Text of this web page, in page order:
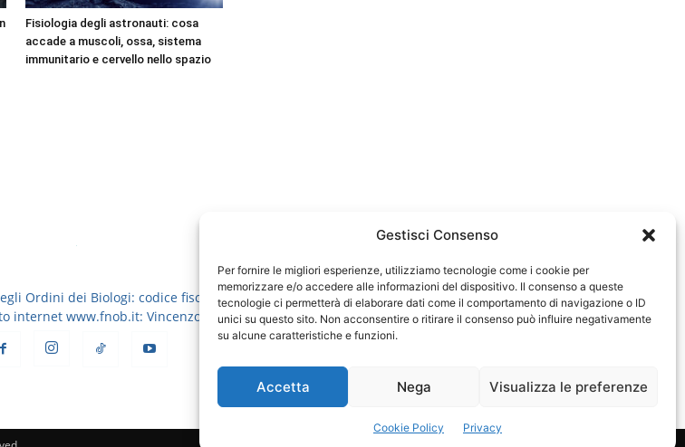
Gestisci Consenso
Per fornire le migliori esperienze, utilizziamo tecnologie come i cookie per
memorizzare e/o accedere alle informazioni del dispositivo. Il consenso a queste
tecnologie ci permetterà di elaborare dati come il comportamento di navigazione o ID
unici su questo sito. Non acconsentire o ritirare il consenso può influire negativamente
su alcune caratteristiche e funzioni.
Accetta Nega Visualizza le preferenze
Cookie Policy Privacy
Fisiologia degli astronauti: cosa
accade a muscoli, ossa, sistema
immunitario e cervello nello spazio
Ordini dei Biologi: codice fiscale 80069130583
internet www.fnob.it: Vincenzo D'Anna